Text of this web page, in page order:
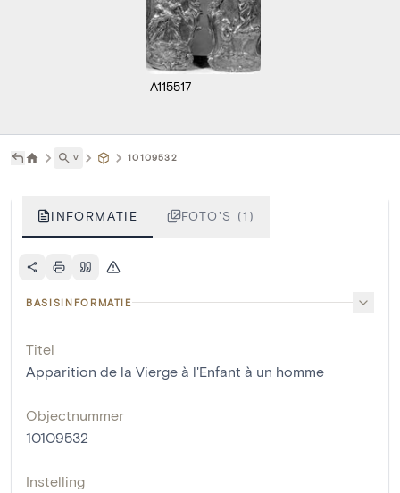
A115517
˅ 10109532
INFORMATIE FOTO'S (1)
BASISINFORMATIE
Titel
Apparition de la Vierge à l'Enfant à un homme
Objectnummer
10109532
Instelling